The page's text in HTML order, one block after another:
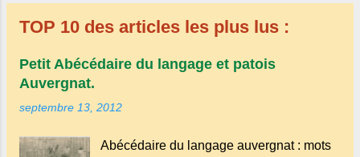
TOP 10 des articles les plus lus :
Petit Abécédaire du langage et patois
Auvergnat.
septembre 13, 2012
Abécédaire du langage auvergnat : mots